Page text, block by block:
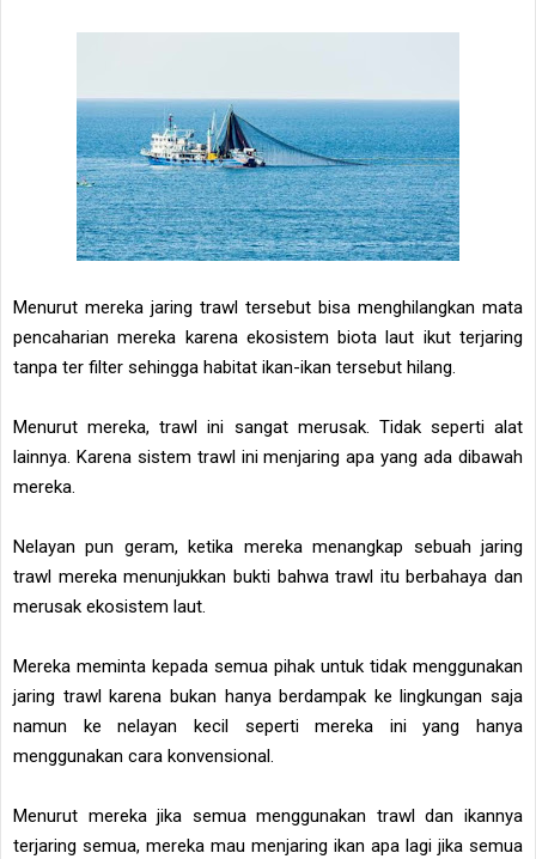
Menurut mereka jaring trawl tersebut bisa menghilangkan mata
pencaharian mereka karena ekosistem biota laut ikut terjaring
tanpa ter filter sehingga habitat ikan-ikan tersebut hilang.
Menurut mereka, trawl ini sangat merusak. Tidak seperti alat
lainnya. Karena sistem trawl ini menjaring apa yang ada dibawah
mereka.
Nelayan pun geram, ketika mereka menangkap sebuah jaring
trawl mereka menunjukkan bukti bahwa trawl itu berbahaya dan
merusak ekosistem laut.
Mereka meminta kepada semua pihak untuk tidak menggunakan
jaring trawl karena bukan hanya berdampak ke lingkungan saja
namun ke nelayan kecil seperti mereka ini yang hanya
menggunakan cara konvensional.
Menurut mereka jika semua menggunakan trawl dan ikannya
terjaring semua, mereka mau menjaring ikan apa lagi jika semua